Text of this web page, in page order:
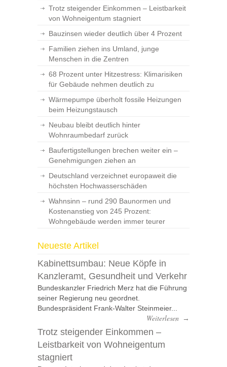
Trotz steigender Einkommen – Leistbarkeit
von Wohneigentum stagniert
Bauzinsen wieder deutlich über 4 Prozent
Familien ziehen ins Umland, junge
Menschen in die Zentren
68 Prozent unter Hitzestress: Klimarisiken
für Gebäude nehmen deutlich zu
Wärmepumpe überholt fossile Heizungen
beim Heizungstausch
Neubau bleibt deutlich hinter
Wohnraumbedarf zurück
Baufertigstellungen brechen weiter ein –
Genehmigungen ziehen an
Deutschland verzeichnet europaweit die
höchsten Hochwasserschäden
Wahnsinn – rund 290 Baunormen und
Kostenanstieg von 245 Prozent:
Wohngebäude werden immer teurer
Neueste Artikel
Kabinettsumbau: Neue Köpfe in
Kanzleramt, Gesundheit und Verkehr
Bundeskanzler Friedrich Merz hat die Führung
seiner Regierung neu geordnet.
Bundespräsident Frank-Walter Steinmeier...
Weiterlesen →
Trotz steigender Einkommen –
Leistbarkeit von Wohneigentum
stagniert